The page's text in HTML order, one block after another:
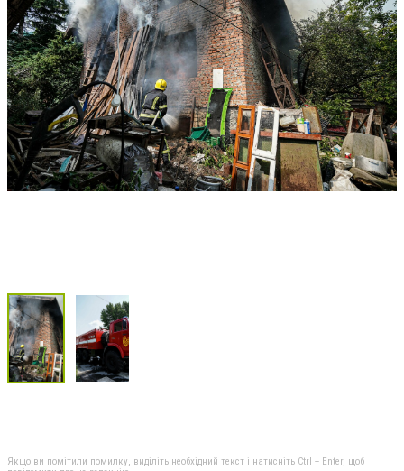
Якщо ви помітили помилку, виділіть необхідний текст і натисніть Ctrl + Enter, щоб